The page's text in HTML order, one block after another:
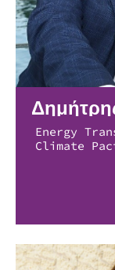
Energy
Climate